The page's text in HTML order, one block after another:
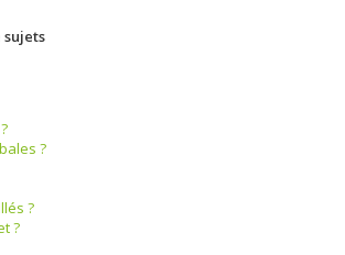
sujets
?
?
?